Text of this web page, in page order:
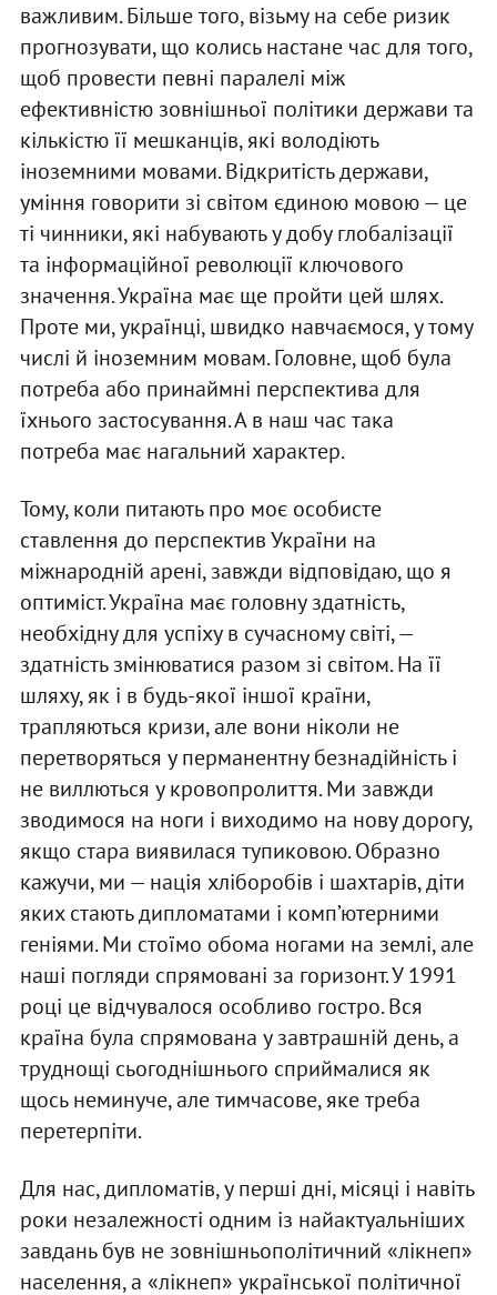
важливим. Більше того, візьму на себе ризик
прогнозувати, що колись настане час для того,
щоб провести певні паралелі між
ефективністю зовнішньої політики держави та
кількістю її мешканців, які володіють
іноземними мовами. Відкритість держави,
уміння говорити зі світом єдиною мовою — це
ті чинники, які набувають у добу глобалізації
та інформаційної революції ключового
значення. Україна має ще пройти цей шлях.
Проте ми, українці, швидко навчаємося, у тому
числі й іноземним мовам. Головне, щоб була
потреба або принаймні перспектива для
їхнього застосування. А в наш час така
потреба має нагальний характер.
Тому, коли питають про моє особисте
ставлення до перспектив України на
міжнародній арені, завжди відповідаю, що я
оптиміст. Україна має головну здатність,
необхідну для успіху в сучасному світі, —
здатність змінюватися разом зі світом. На її
шляху, як і в будь-якої іншої країни,
трапляються кризи, але вони ніколи не
перетворяться у перманентну безнадійність і
не виллються у кровопролиття. Ми завжди
зводимося на ноги і виходимо на нову дорогу,
якщо стара виявилася тупиковою. Образно
кажучи, ми — нація хліборобів і шахтарів, діти
яких стають дипломатами і комп’ютерними
геніями. Ми стоїмо обома ногами на землі, але
наші погляди спрямовані за горизонт. У 1991
році це відчувалося особливо гостро. Вся
країна була спрямована у завтрашній день, а
труднощі сьогоднішнього сприймалися як
щось неминуче, але тимчасове, яке треба
перетерпіти.
Для нас, дипломатів, у перші дні, місяці і навіть
роки незалежності одним із найактуальніших
завдань був не зовнішньополітичний «лікнеп»
населення, а «лікнеп» української політичної